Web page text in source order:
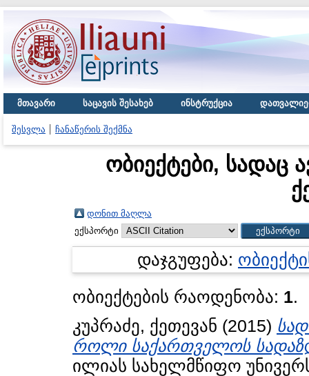
მთავარი საცავის შესახებ ინსტრუქცია
შესვლა ჩანაწერის შექმნა
ობიექტები, სადაც
დონით მაღლა
ექსპორტი
დაჯგუფება:
ობიექტების რაოდენობა: 1.
კუპრაძე, ქეთევან (2015)
როლი საქართველოს
ილიას სახელმწიფო